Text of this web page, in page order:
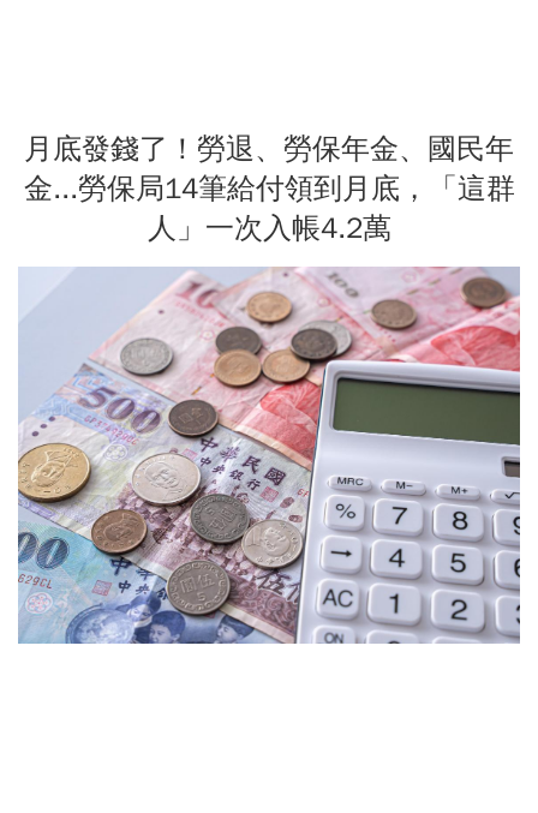
月底發錢了！勞退、勞保年金、國民年
金...勞保局14筆給付領到月底，「這群
人」一次入帳4.2萬